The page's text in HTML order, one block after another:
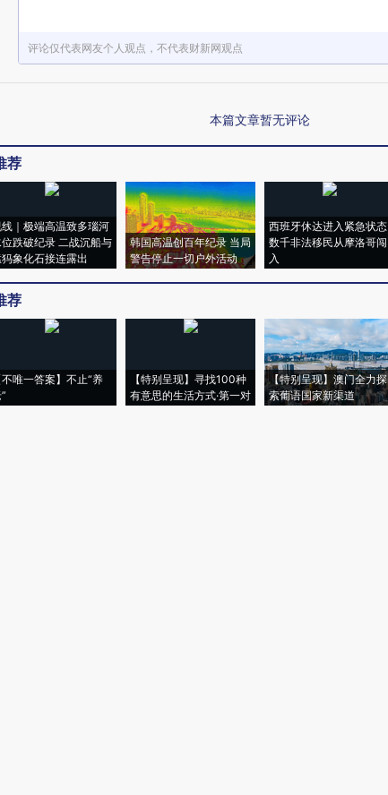
评论仅代表网友个人观点，不代表财新网观点
本篇文章暂无评论
荐
｜极端高温致多瑙河
跌破纪录 二战沉船与
象化石接连露出
韩国高温创百年纪录 当局
警告停止一切户外活动
西班牙休达进入紧急状态
数千非法移民从摩洛哥闯
入
荐
不唯一答案】不止“养
【特别呈现】寻找100种
有意思的生活方式·第一对
【特别呈现】澳门全力探
索葡语国家新渠道